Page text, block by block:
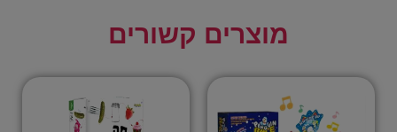
מוצרים קשורים